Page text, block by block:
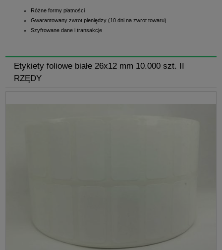
Różne formy płatności
Gwarantowany zwrot pieniędzy (10 dni na zwrot towaru)
Szyfrowane dane i transakcje
Etykiety foliowe białe 26x12 mm 10.000 szt. II
RZĘDY